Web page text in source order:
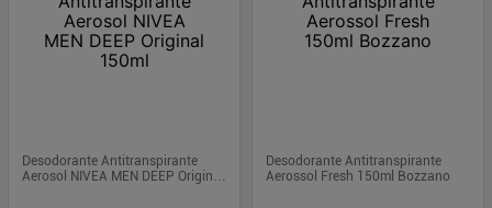
Desodorante Antitranspirante
Aerosol NIVEA MEN DEEP Original
Desodorante Antitranspirante
Aerossol Fresh 150ml Bozzano